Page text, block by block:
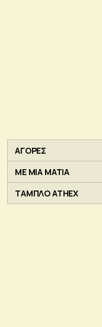
ΑΓΟΡΕΣ
ΜΕ ΜΙΑ ΜΑΤΙΑ
ΤΑΜΠΛΟ ATHEX